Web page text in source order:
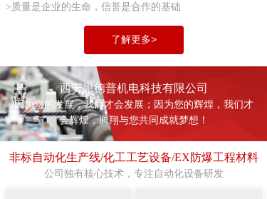
了解更多>
>质量是企业的生命，信誉是合作的基础
西安思德普机电科技有限公司
因为您的发展，我们才会发展；因为您的辉煌，我们才
会辉煌，腾翔与您共同成就梦想！
公司独有核心技术，专注自动化设备研发
非标自动化生产线/化工工艺设备/EX防爆工程材料